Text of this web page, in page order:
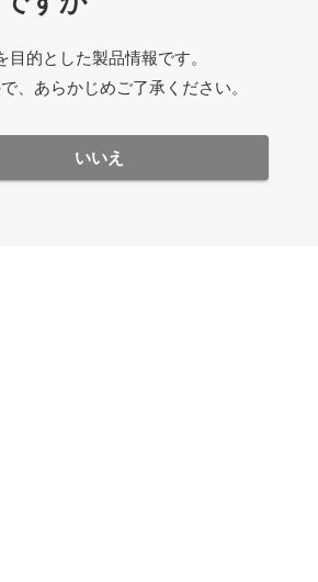
的とした製品情報です。
、あらかじめご了承ください。
いいえ